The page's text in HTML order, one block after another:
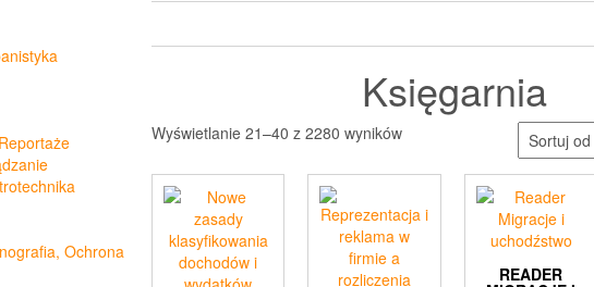
Ochrona
Księgarnia
Wyświetlanie 21–40 z 2280 wynikówPosortowane
najnowszych
READER